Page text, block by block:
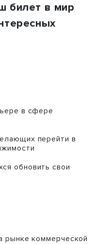
билет в мир
в сфере
перейти в
обновить свои
рынке коммерческой